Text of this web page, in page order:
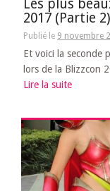
Les plus
2017 (Partie 2)
Publié le 9 novembre
Et voici la seconde
lors de la Blizzcon
Lire la suite